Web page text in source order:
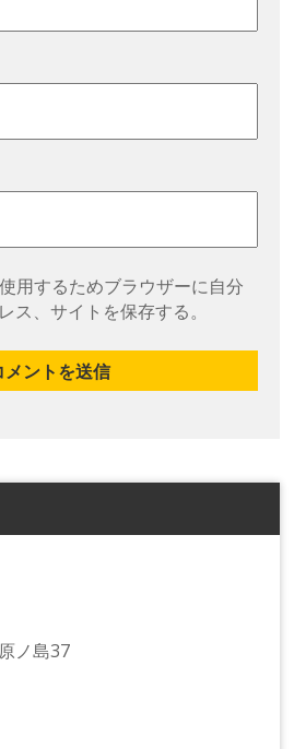
用するためブラウザーに自分
ス、サイトを保存する。
ノ島37